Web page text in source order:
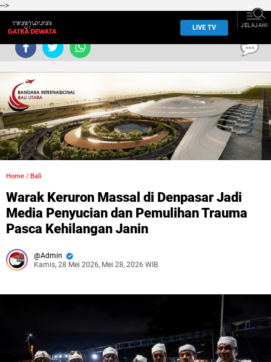
-->
LIVE TV JELAJAHI
Home / Bali
Warak Keruron Massal di Denpasar Jadi
Media Penyucian dan Pemulihan Trauma
Pasca Kehilangan Janin
Admin
Kamis, 28 Mei 2026, Mei 28, 2026 WIB